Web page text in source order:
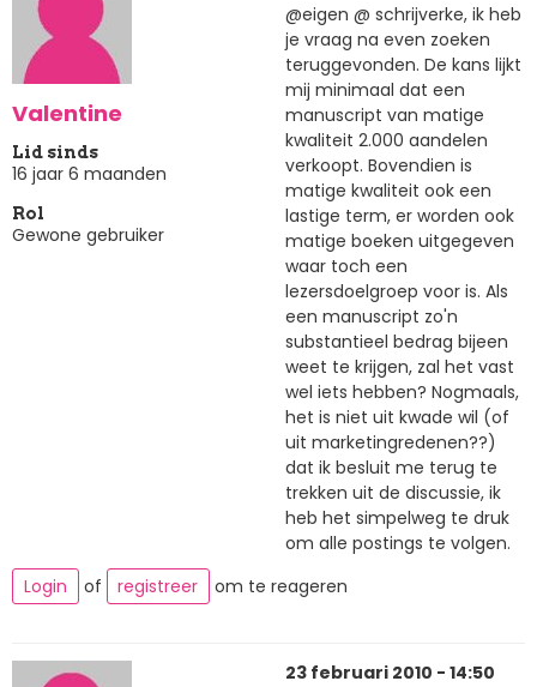
Valentine
Lid sinds
16 jaar 6 maanden
Rol
Gewone gebruiker
@eigen @ schrijverke, ik heb
je vraag na even zoeken
teruggevonden. De kans lijkt
mij minimaal dat een
manuscript van matige
kwaliteit 2.000 aandelen
verkoopt. Bovendien is
matige kwaliteit ook een
lastige term, er worden ook
matige boeken uitgegeven
waar toch een
lezersdoelgroep voor is. Als
een manuscript zo'n
substantieel bedrag bijeen
weet te krijgen, zal het vast
wel iets hebben? Nogmaals,
het is niet uit kwade wil (of
uit marketingredenen??)
dat ik besluit me terug te
trekken uit de discussie, ik
heb het simpelweg te druk
om alle postings te volgen.
Login
of registreer om te reageren
23 februari 2010 - 14:50